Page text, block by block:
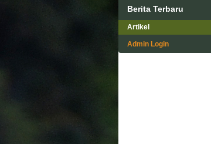
Berita Terbaru
Artikel
Admin Login